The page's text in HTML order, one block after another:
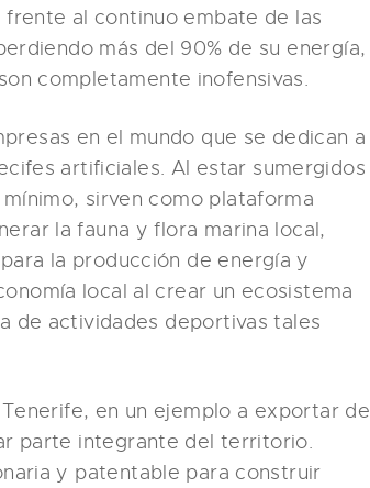
al continuo embate de las
más del 90% de su energía,
completamente inofensivas.
en el mundo que se dedican a
artificiales. Al estar sumergidos
sirven como plataforma
la fauna y flora marina local,
la producción de energía y
local al crear un ecosistema
de actividades deportivas tales
en un ejemplo a exportar de
parte integrante del territorio.
y patentable para construir